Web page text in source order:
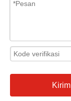
Kirim